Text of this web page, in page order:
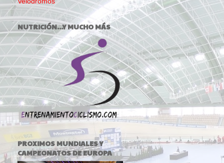
NUTRICIÓN...Y MUCHO MÁS
PROXIMOS MUNDIALES Y
CAMPEONATOS DE EUROPA